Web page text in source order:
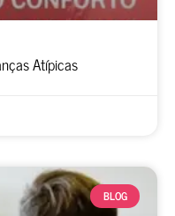
Atípicas
BLOG